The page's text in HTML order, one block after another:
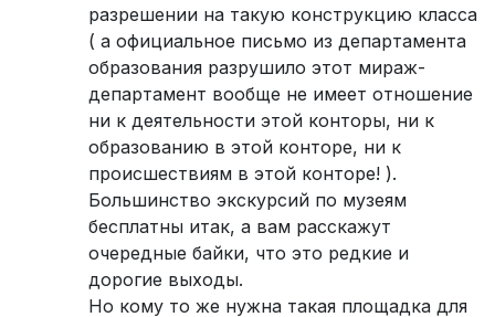
разрешении на такую конструкцию класса
( а официальное письмо из департамента
образования разрушило этот мираж-
департамент вообще не имеет отношение
ни к деятельности этой конторы, ни к
образованию в этой конторе, ни к
происшествиям в этой конторе! ).
Большинство экскурсий по музеям
бесплатны итак, а вам расскажут
очередные байки, что это редкие и
дорогие выходы.
Но кому то же нужна такая площадка для